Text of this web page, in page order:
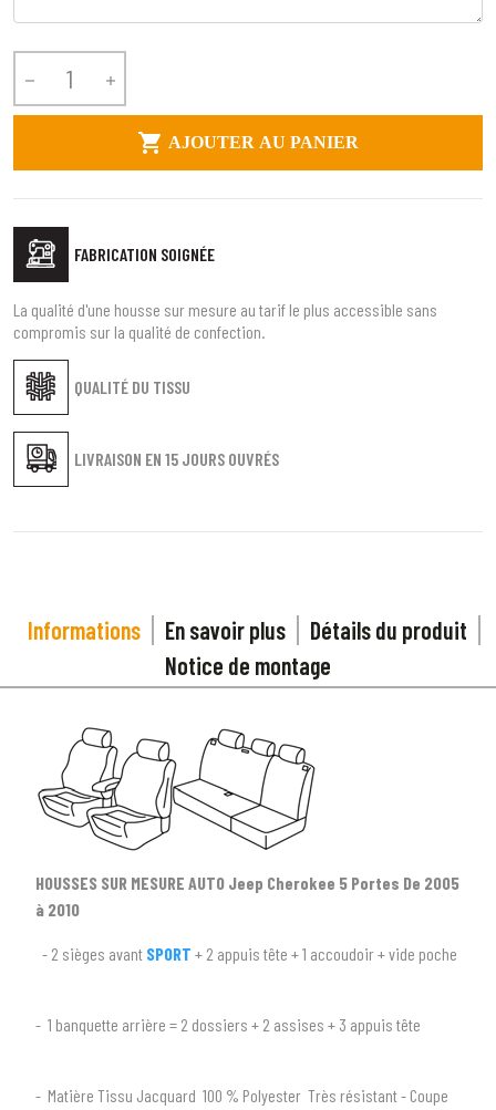
SÉLECTIONNEZ LA MARQUE DE VOTRE VÉHICULE
 
 AJOUTER AU PANIER
FABRICATION SOIGNÉE
QUALITÉ DU TISSU
LIVRAISON EN 15 JOURS OUVRÉS
La qualité d'une housse sur mesure au tarif le plus accessible sans
compromis sur la qualité de confection.
Informations En savoir plus
Détails du produit
Notice de montage
HOUSSES SUR MESURE AUTO Jeep Cherokee 5 Portes De 2005
à 2010
- 2 sièges avant SPORT + 2 appuis tête + 1 accoudoir + vide poche
- 1 banquette arrière = 2 dossiers + 2 assises + 3 appuis tête
- Matière Tissu Jacquard 100 % Polyester Très résistant - Coupe